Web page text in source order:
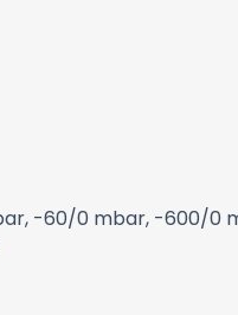
-60/0 mbar, -600/0